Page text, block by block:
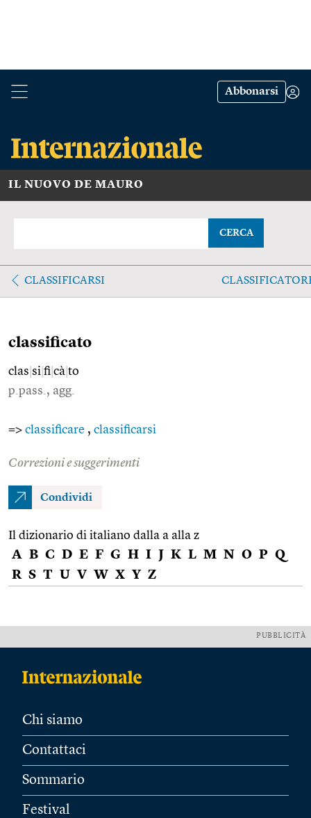
Abbonarsi
IL NUOVO DE MAURO
CERCA
CLASSIFICARSI
classificato
clas si fi cà to
p.pass., agg.
=> classificare , classificarsi
Correzioni e suggerimenti
Condividi
Il dizionario di italiano dalla a alla z
A B C D E F G H I J K L M N O P Q
R S T U V W X Y Z
PUBBLICITÀ
Chi siamo
Contattaci
Sommario
Festival